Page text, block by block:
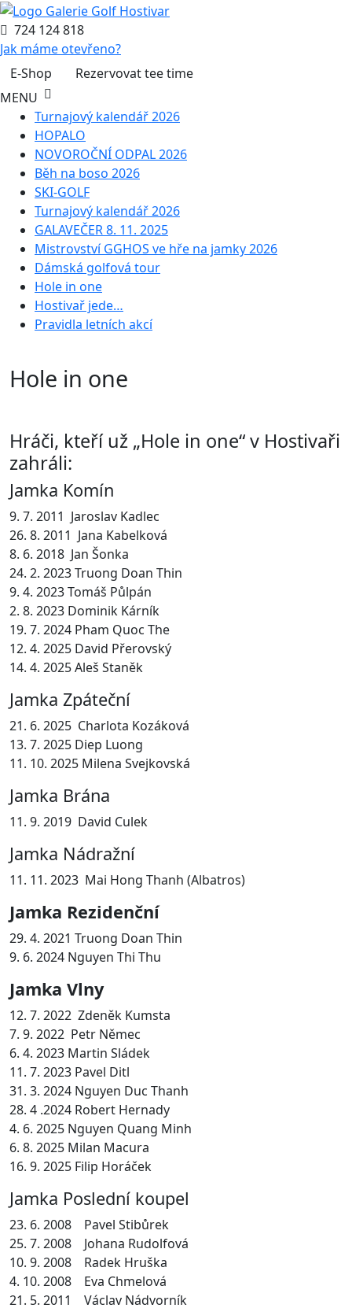
724 124 818
Jak máme otevřeno?
E-Shop
Rezervovat tee time
MENU
Turnajový kalendář 2026
HOPALO
NOVOROČNÍ ODPAL 2026
Běh na boso 2026
SKI-GOLF
Turnajový kalendář 2026
GALAVEČER 8. 11. 2025
Mistrovství GGHOS ve hře na jamky 2026
Dámská golfová tour
Hole in one
Hostivař jede…
Pravidla letních akcí
Hole in one
Hráči, kteří už „Hole in one“ v Hostivaři
zahráli:
Jamka Komín
9. 7. 2011 Jaroslav Kadlec
26. 8. 2011 Jana Kabelková
8. 6. 2018 Jan Šonka
24. 2. 2023 Truong Doan Thin
9. 4. 2023 Tomáš Půlpán
2. 8. 2023 Dominik Kárník
19. 7. 2024 Pham Quoc The
12. 4. 2025 David Přerovský
14. 4. 2025 Aleš Staněk
Jamka Zpáteční
21. 6. 2025 Charlota Kozáková
13. 7. 2025 Diep Luong
11. 10. 2025 Milena Svejkovská
Jamka Brána
11. 9. 2019 David Culek
Jamka Nádražní
11. 11. 2023 Mai Hong Thanh (Albatros)
Jamka Rezidenční
29. 4. 2021 Truong Doan Thin
9. 6. 2024 Nguyen Thi Thu
Jamka Vlny
12. 7. 2022 Zdeněk Kumsta
7. 9. 2022 Petr Němec
6. 4. 2023 Martin Sládek
11. 7. 2023 Pavel Ditl
31. 3. 2024 Nguyen Duc Thanh
28. 4 .2024 Robert Hernady
4. 6. 2025 Nguyen Quang Minh
6. 8. 2025 Milan Macura
16. 9. 2025 Filip Horáček
Jamka Poslední koupel
23. 6. 2008 Pavel Stibůrek
25. 7. 2008 Johana Rudolfová
10. 9. 2008 Radek Hruška
4. 10. 2008 Eva Chmelová
21. 5. 2011 Václav Nádvorník